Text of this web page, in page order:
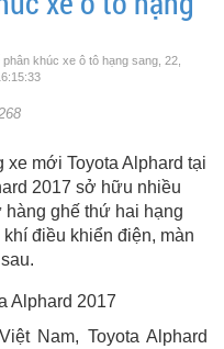
khúc xe ô tô hạng sang, 22,
mới Toyota Alphard tại
2017 sở hữu nhiều
ghế thứ hai hạng
điều khiển điện, màn
Nam, Toyota Alphard